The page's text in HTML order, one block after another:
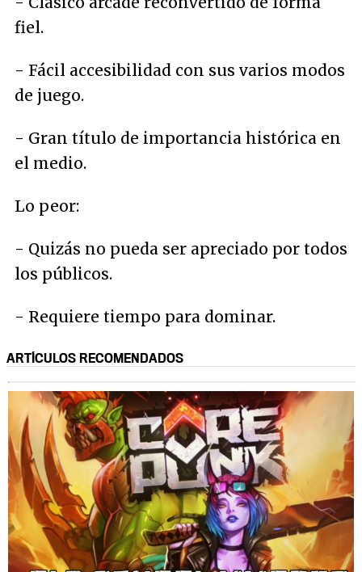
fiel.
- Fácil accesibilidad con sus varios modos
de juego.
- Gran título de importancia histórica en
el medio.
Lo peor:
- Quizás no pueda ser apreciado por todos
los públicos.
- Requiere tiempo para dominar.
ARTÍCULOS RECOMENDADOS